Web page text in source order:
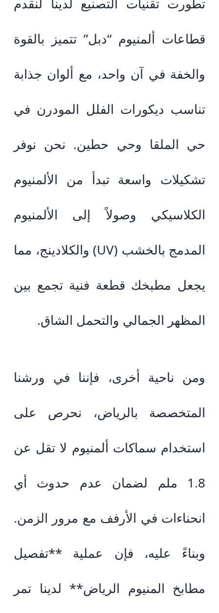
قطاعات ألمنيوم “دبل” تتميز بالقوة
والخفة في آن واحد، مع ألوان جذابة
تناسب ديكورات الفلل المودرن في
حي الملقا وحي حطين. نحن نوفر
تشكيلات واسعة تبدأ من الألمنيوم
الكلاسيكي وصولاً إلى الألمنيوم
المدمج بالخشب (UV) والكلادينج، مما
يجعل مطبخك قطعة فنية تجمع بين
المظهر الجمالي والتحمل الشاق.
ومن ناحية أخرى، فإننا في ورشنا
المتخصصة بالرياض، نحرص على
استخدام سماكات ألمنيوم لا تقل عن
1.8 ملم لضمان عدم حدوث أي
انحناءات في الأرفف مع مرور الزمن.
وبناءً عليه، فإن عملية **تفصيل
مطابخ المنيوم الرياض** لدينا تمر